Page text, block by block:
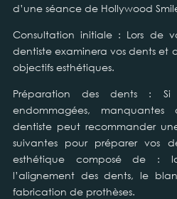
d’une séance de Hollywood
Consultation initiale : Lors de
dentiste examinera vos dents et
objectifs esthétiques.
Préparation des dents :
endommagées,
dentiste peut recommander
suivantes pour préparer vos
esthétique composé de :
l’alignement des dents, le
fabrication de prothèses.